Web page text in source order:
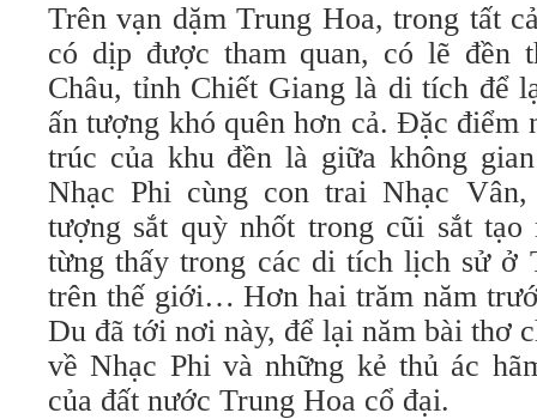
Trên vạn dặm Trung Hoa, trong tất
có dịp được tham quan, có lẽ đền
Châu, tỉnh Chiết Giang là di tích để
ấn tượng khó quên hơn cả. Đặc điểm
trúc của khu đền là giữa không
Nhạc Phi cùng con trai Nhạc
tượng sắt quỳ nhốt trong cũi sắt tạo
từng thấy trong các di tích lịch sử ở
trên thế giới… Hơn hai trăm năm
Du đã tới nơi này, để lại năm bài thơ
về Nhạc Phi và những kẻ thủ ác
của đất nước Trung Hoa cổ đại.